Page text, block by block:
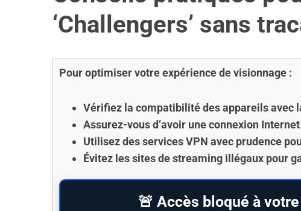
‘Challengers’ sans
Pour optimiser votre expérience de visionnage :
Vérifiez la compatibilité des appareils avec
Assurez-vous d’avoir une connexion
Utilisez des services VPN avec prudence
Évitez les sites de streaming illégaux pour
🚨 Accès bloqué à
a
c
f
o